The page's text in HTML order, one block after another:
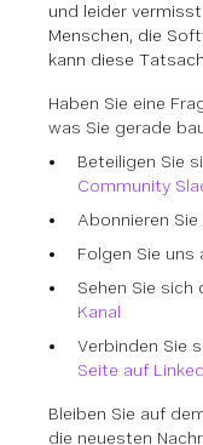
und leider
Menschen, die
kann diese
Haben Sie eine
was Sie gerade
Beteiligen Sie
Community
Abonnieren Sie
Folgen Sie uns
Sehen Sie sich
Kanal
Verbinden Sie
Seite auf
Bleiben Sie auf
die neuesten